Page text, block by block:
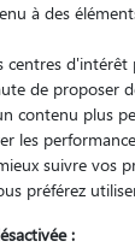
est sans
à des
centres d'intérêt
de proposer
contenu plus
les
suivre vos
préférez
: